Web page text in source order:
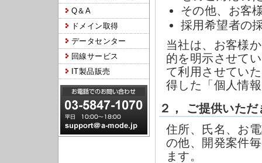
Q＆A
ドメイン取得
データセンター
回線サービス
IT製品販売
その他、お客
採用希望者の
当社は、お客様
的を明示させて
て利用させてい
得した「個人情
２， ご提供いた
住所、氏名、お
の他、開発案件
ます。